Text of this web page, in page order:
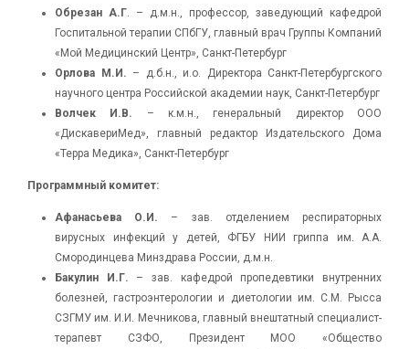
Обрезан А.Г. – д.м.н., профессор, заведующий кафедрой
Госпитальной терапии СПбГУ, главный врач Группы Компаний
«Мой Медицинский Центр», Санкт-Петербург
Орлова М.И. – д.б.н., и.о. Директора Санкт-Петербургского
научного центра Российской академии наук, Санкт-Петербург
Волчек И.В. – к.м.н., генеральный директор ООО
«ДискавериМед», главный редактор Издательского Дома
«Терра Медика», Санкт-Петербург
Программный комитет:
Афанасьева О.И. – зав. отделением респираторных
вирусных инфекций у детей, ФГБУ НИИ гриппа им. А.А.
Смородинцева Минздрава России, д.м.н.
Бакулин И.Г. – зав. кафедрой пропедевтики внутренних
болезней, гастроэнтерологии и диетологии им. С.М. Рысса
СЗГМУ им. И.И. Мечникова, главный внештатный специалист-
терапевт СЗФО, Президент МОО «Общество